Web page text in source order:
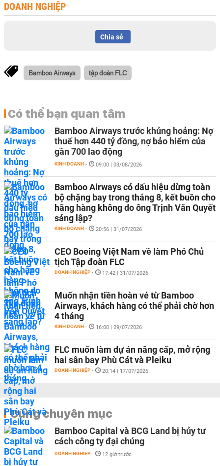
DOANH NGHIỆP
Chia sẻ
Bamboo Airways tập đoàn FLC
Có thể bạn quan tâm
Bamboo Airways trước khủng hoảng: Nợ
thuế hơn 440 tỷ đồng, nợ bảo hiểm của
gần 700 lao động
KINH DOANH - 09:00 | 03/08/2026
Bamboo Airways có dấu hiệu dừng toàn
bộ chặng bay trong tháng 8, kết buồn cho
hãng hàng không do ông Trịnh Văn Quyết
sáng lập?
KINH DOANH - 20:56 | 31/07/2026
CEO Boeing Việt Nam về làm Phó Chủ
tịch Tập đoàn FLC
DOANH NGHIỆP - 17:42 | 31/07/2026
Muốn nhận tiền hoàn vé từ Bamboo
Airways, khách hàng có thể phải chờ hơn
4 tháng
KINH DOANH - 16:00 | 29/07/2026
FLC muốn làm dự án nâng cấp, mở rộng
hai sân bay Phù Cát và Pleiku
DOANH NGHIỆP - 20:14 | 17/07/2026
Cùng chuyên mục
Bamboo Capital và BCG Land bị hủy tư
cách công ty đại chúng
DOANH NGHIỆP - 12 giờ trước